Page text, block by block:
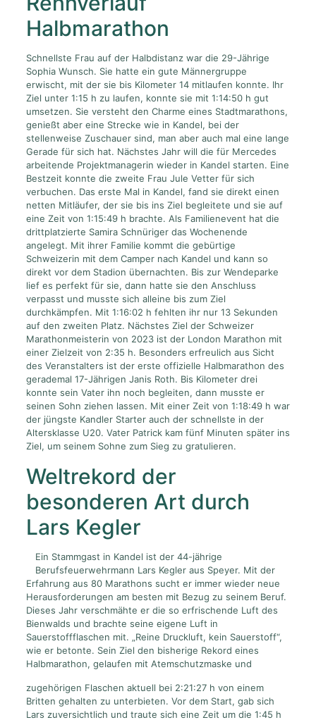
Halbmarathon
Schnellste Frau auf der Halbdistanz war die 29-Jährige
Sophia Wunsch. Sie hatte ein gute Männergruppe
erwischt, mit der sie bis Kilometer 14 mitlaufen konnte. Ihr
Ziel unter 1:15 h zu laufen, konnte sie mit 1:14:50 h gut
umsetzen. Sie versteht den Charme eines Stadtmarathons,
genießt aber eine Strecke wie in Kandel, bei der
stellenweise Zuschauer sind, man aber auch mal eine lange
Gerade für sich hat. Nächstes Jahr will die für Mercedes
arbeitende Projektmanagerin wieder in Kandel starten. Eine
Bestzeit konnte die zweite Frau Jule Vetter für sich
verbuchen. Das erste Mal in Kandel, fand sie direkt einen
netten Mitläufer, der sie bis ins Ziel begleitete und sie auf
eine Zeit von 1:15:49 h brachte. Als Familienevent hat die
drittplatzierte Samira Schnüriger das Wochenende
angelegt. Mit ihrer Familie kommt die gebürtige
Schweizerin mit dem Camper nach Kandel und kann so
direkt vor dem Stadion übernachten. Bis zur Wendeparke
lief es perfekt für sie, dann hatte sie den Anschluss
verpasst und musste sich alleine bis zum Ziel
durchkämpfen. Mit 1:16:02 h fehlten ihr nur 13 Sekunden
auf den zweiten Platz. Nächstes Ziel der Schweizer
Marathonmeisterin von 2023 ist der London Marathon mit
einer Zielzeit von 2:35 h. Besonders erfreulich aus Sicht
des Veranstalters ist der erste offizielle Halbmarathon des
gerademal 17-Jährigen Janis Roth. Bis Kilometer drei
konnte sein Vater ihn noch begleiten, dann musste er
seinen Sohn ziehen lassen. Mit einer Zeit von 1:18:49 h war
der jüngste Kandler Starter auch der schnellste in der
Altersklasse U20. Vater Patrick kam fünf Minuten später ins
Ziel, um seinem Sohne zum Sieg zu gratulieren.
Weltrekord der
besonderen Art durch
Lars Kegler
Ein Stammgast in Kandel ist der 44-jährige
Berufsfeuerwehrmann Lars Kegler aus Speyer. Mit der
Erfahrung aus 80 Marathons sucht er immer wieder neue
Herausforderungen am besten mit Bezug zu seinem Beruf.
Dieses Jahr verschmähte er die so erfrischende Luft des
Bienwalds und brachte seine eigene Luft in
Sauerstoffflaschen mit. „Reine Druckluft, kein Sauerstoff“,
wie er betonte. Sein Ziel den bisherige Rekord eines
Halbmarathon, gelaufen mit Atemschutzmaske und
zugehörigen Flaschen aktuell bei 2:21:27 h von einem
Britten gehalten zu unterbieten. Vor dem Start, gab sich
Lars zuversichtlich und traute sich eine Zeit um die 1:45 h